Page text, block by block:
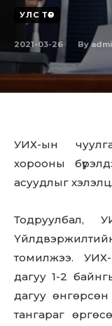
УЛС ТӨР
2021-03-26 By
УИХ-ын
хорооны
асуудлыг
Тодруулбал,
томилжээ.
дагуу 1-2
дагуу
тангараг